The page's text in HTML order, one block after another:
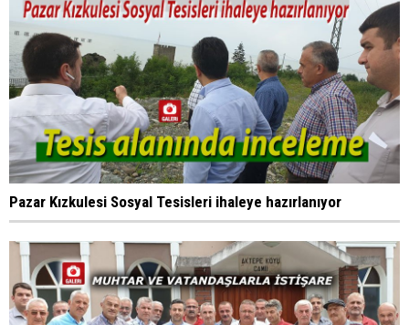
Pazar Kızkulesi Sosyal Tesisleri ihaleye hazırlanıyor